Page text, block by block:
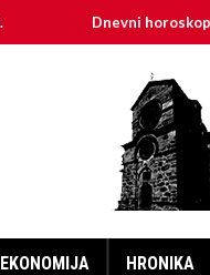
Dnevni horoskop za 6.
EKONOMIJA HRONIKA